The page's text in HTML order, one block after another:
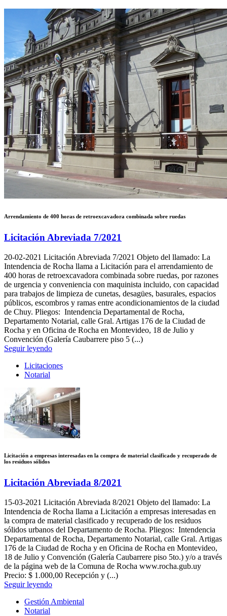
Arrendamiento de 400 horas de retroexcavadora combinada sobre ruedas
Licitación Abreviada 7/2021
20-02-2021 Licitación Abreviada 7/2021 Objeto del llamado: La
Intendencia de Rocha llama a Licitación para el arrendamiento de
400 horas de retroexcavadora combinada sobre ruedas, por razones
de urgencia y conveniencia con maquinista incluido, con capacidad
para trabajos de limpieza de cunetas, desagües, basurales, espacios
públicos, escombros y ramas entre acondicionamientos de la ciudad
de Chuy. Pliegos: Intendencia Departamental de Rocha,
Departamento Notarial, calle Gral. Artigas 176 de la Ciudad de
Rocha y en Oficina de Rocha en Montevideo, 18 de Julio y
Convención (Galería Caubarrere piso 5 (...)
Seguir leyendo
Licitaciones
Notarial
Licitación a empresas interesadas en la compra de material clasificado y recuperado de
los residuos sólidos
Licitación Abreviada 8/2021
15-03-2021 Licitación Abreviada 8/2021 Objeto del llamado: La
Intendencia de Rocha llama a Licitación a empresas interesadas en
la compra de material clasificado y recuperado de los residuos
sólidos urbanos del Departamento de Rocha. Pliegos: Intendencia
Departamental de Rocha, Departamento Notarial, calle Gral. Artigas
176 de la Ciudad de Rocha y en Oficina de Rocha en Montevideo,
18 de Julio y Convención (Galería Caubarrere piso 5to.) y/o a través
de la página web de la Comuna de Rocha www.rocha.gub.uy
Precio: $ 1.000,00 Recepción y (...)
Seguir leyendo
Gestión Ambiental
Notarial